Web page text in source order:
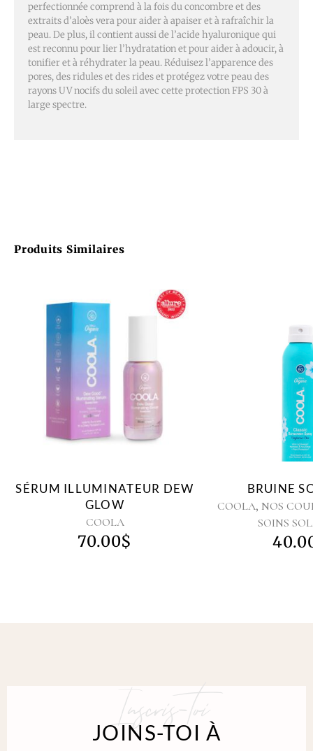
Produits Similaires
SÉRUM ILLUMINATEUR DEW
GLOW
COOLA
70.00$
BRUINE
COOLA, NOS
SOINS
perfectionnée comprend à la fois du concombre et des
extraits d’aloès vera pour aider à apaiser et à rafraîchir la
peau. De plus, il contient aussi de l’acide hyaluronique qui
est reconnu pour lier l’hydratation et pour aider à adoucir, à
tonifier et à réhydrater la peau. Réduisez l’apparence des
pores, des ridules et des rides et protégez votre peau des
rayons UV nocifs du soleil avec cette protection FPS 30 à
large spectre.
Inscris-toi
JOINS-TOI À